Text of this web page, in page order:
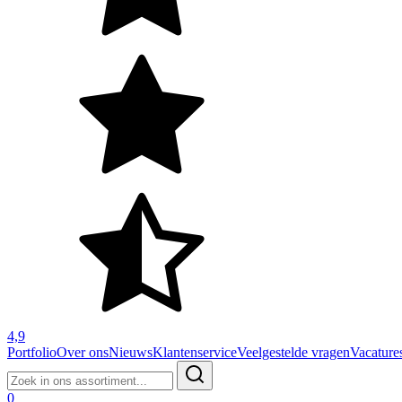
4,9
PortfolioOver onsNieuwsKlantenserviceVeelgestelde vragen
naar:
0